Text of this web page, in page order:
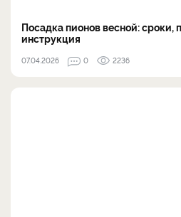
Посадка пионов весной: сроки,
инструкция
07.04.2026 0 2236